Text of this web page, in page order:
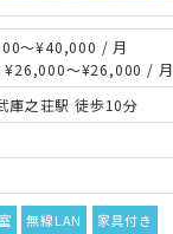
～¥40,000 / 月
¥26,000～¥26,000 / 月
庫之荘駅 徒歩10分
無線LAN 家具付き